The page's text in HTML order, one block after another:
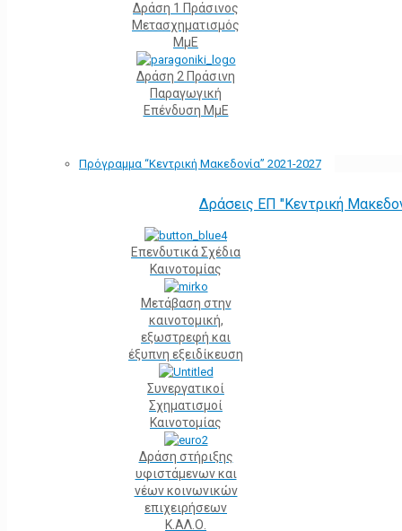
Δράση 1 Πράσινος
Μετασχηματισμός
ΜμΕ
Δράση 2 Πράσινη
Παραγωγική
Επένδυση ΜμΕ
Πρόγραμμα “Κεντρική Μακεδονία” 2021-2027
Δράσεις ΕΠ "Κεντρική
Επενδυτικά Σχέδια
Καινοτομίας
Μετάβαση στην
καινοτομική,
εξωστρεφή και
έξυπνη εξειδίκευση
Συνεργατικοί
Σχηματισμοί
Καινοτομίας
Δράση στήριξης
υφιστάμενων και
νέων κοινωνικών
επιχειρήσεων
Κ.ΑΛ.Ο.